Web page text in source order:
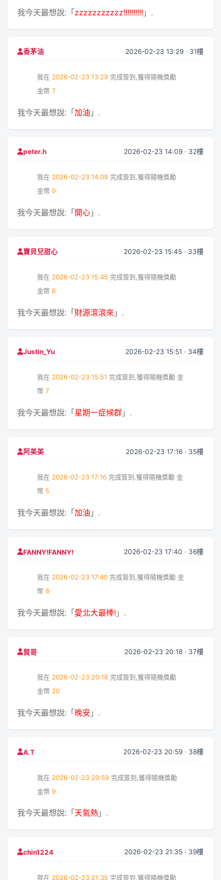
我今天最想說:「zzzzzzzzzzz!!!!!!!!!! 」.
香茅油 2026-02-23 13:29 · 31樓
我在 2026-02-23 13:29 完成簽到,獲得隨機獎勵
金幣 7
我今天最想說:「加油 」.
peter.h 2026-02-23 14:09 · 32樓
我在 2026-02-23 14:09 完成簽到,獲得隨機獎勵
金幣 9
我今天最想說:「開心 」.
寶貝兒甜心 2026-02-23 15:45 · 33樓
我在 2026-02-23 15:45 完成簽到,獲得隨機獎勵
金幣 6
我今天最想說:「財源滾滾來 」.
Justin_Yu 2026-02-23 15:51 · 34樓
我在 2026-02-23 15:51 完成簽到,獲得隨機獎勵 金
幣 7
我今天最想說:「星期一症候群 」.
阿美美 2026-02-23 17:16 · 35樓
我在 2026-02-23 17:16 完成簽到,獲得隨機獎勵 金
幣 5
我今天最想說:「 加油 」.
FANNY!FANNY! 2026-02-23 17:40 · 36樓
我在 2026-02-23 17:40 完成簽到,獲得隨機獎勵 金
幣 8
我今天最想說:「 愛北大最棒! 」.
賀哥 2026-02-23 20:18 · 37樓
我在 2026-02-23 20:18 完成簽到,獲得隨機獎勵
金幣 20
我今天最想說:「 晚安 」.
A.T 2026-02-23 20:59 · 38樓
我在 2026-02-23 20:59 完成簽到,獲得隨機獎勵
金幣 9
我今天最想說:「 天氣熱 」.
chin1224 2026-02-23 21:35 · 39樓
我在 2026-02-23 21:35 完成簽到,獲得隨機獎勵